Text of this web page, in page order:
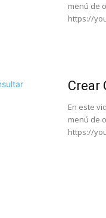
menú de
https://
Crear
En este
menú de
https://